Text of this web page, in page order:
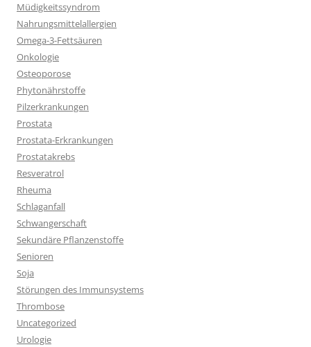
Müdigkeitssyndrom
Nahrungsmittelallergien
Omega-3-Fettsäuren
Onkologie
Osteoporose
Phytonährstoffe
Pilzerkrankungen
Prostata
Prostata-Erkrankungen
Prostatakrebs
Resveratrol
Rheuma
Schlaganfall
Schwangerschaft
Sekundäre Pflanzenstoffe
Senioren
Soja
Störungen des Immunsystems
Thrombose
Uncategorized
Urologie